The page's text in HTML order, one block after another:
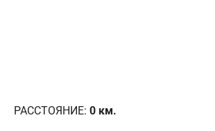
РАССТОЯНИЕ: 0 км.